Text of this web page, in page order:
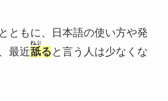
ともに、日本語の使い方や発
最近舐
ねぶ
る と言う人は少なくな